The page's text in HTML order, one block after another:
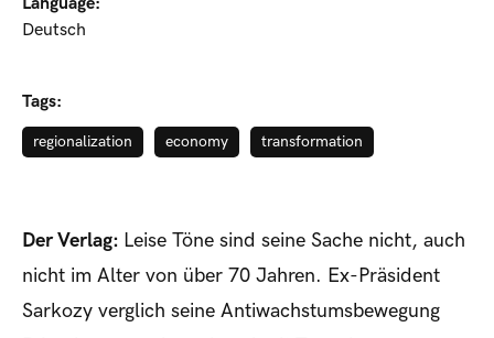
Deutsch
Tags:
regionalization economy transformation
Der Verlag: Leise Töne sind seine Sache nicht, auch
nicht im Alter von über 70 Jahren. Ex-Präsident
Sarkozy verglich seine Antiwachstumsbewegung